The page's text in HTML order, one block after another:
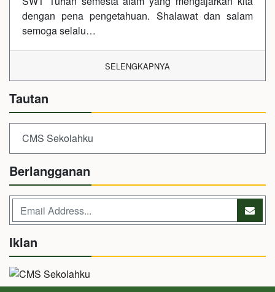
dengan pena pengetahuan. Shalawat dan salam
semoga selalu…
SELENGKAPNYA
Tautan
CMS Sekolahku
Berlangganan
Iklan